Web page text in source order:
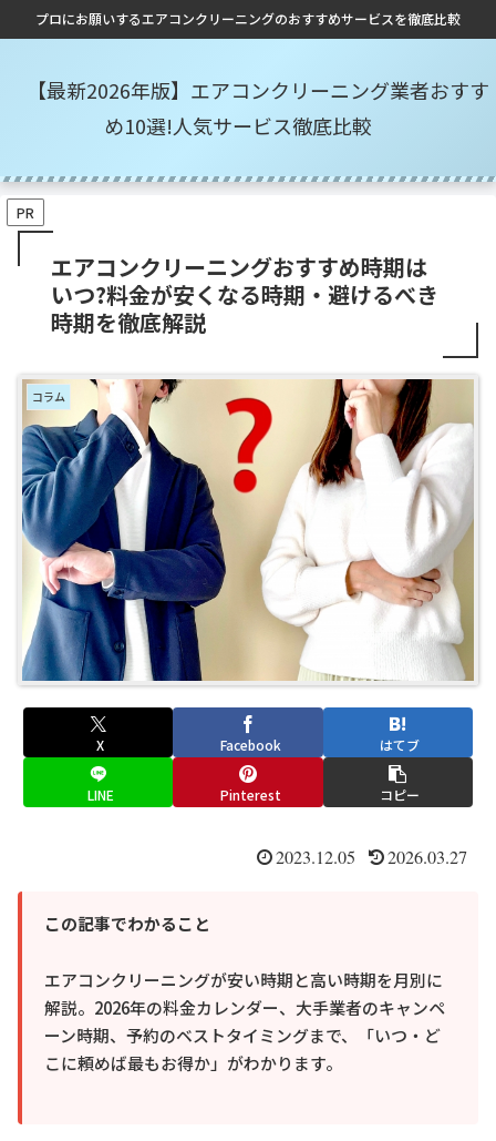
プロにお願いするエアコンクリーニングのおすすめサービスを徹底比較
【最新2026年版】エアコンクリーニング業者おすす
め10選!人気サービス徹底比較
PR
エアコンクリーニングおすすめ時期は
いつ?料金が安くなる時期・避けるべき
時期を徹底解説
コラム
X Facebook はてブ
LINE Pinterest コピー
2023.12.05 2026.03.27
この記事でわかること
エアコンクリーニングが安い時期と高い時期を月別に
解説。2026年の料金カレンダー、大手業者のキャンペ
ーン時期、予約のベストタイミングまで、「いつ・ど
こに頼めば最もお得か」がわかります。